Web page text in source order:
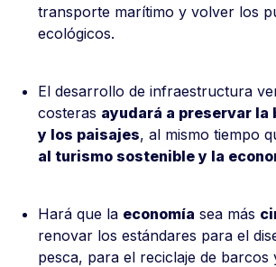
transporte marítimo y volver los
ecológicos.
El desarrollo de infraestructura
costeras ayudará a preservar
y los paisajes, al mismo tiempo
al turismo sostenible y la
Hará que la economía sea más
renovar los estándares para el
pesca, para el reciclaje de barcos